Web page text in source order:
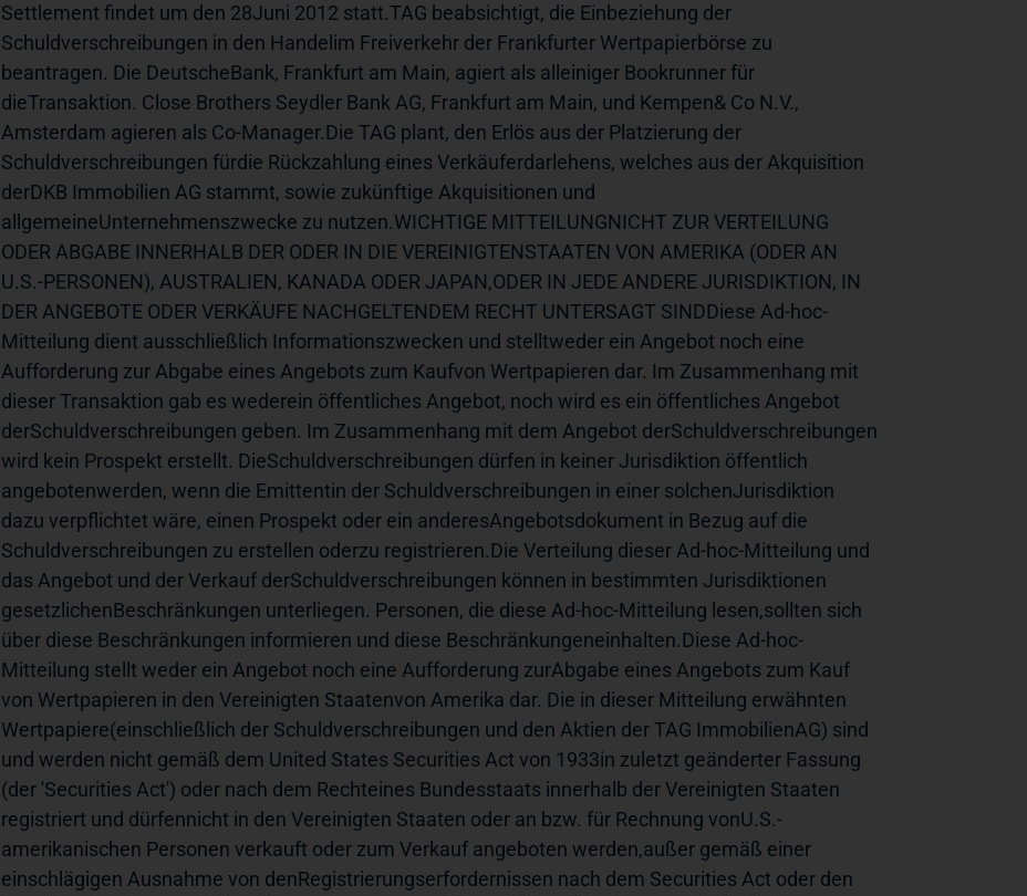
Settlement findet um den 28Juni 2012 statt.TAG beabsichtigt, die Einbeziehung der
Schuldverschreibungen in den Handelim Freiverkehr der Frankfurter Wertpapierbörse zu
beantragen. Die DeutscheBank, Frankfurt am Main, agiert als alleiniger Bookrunner für
dieTransaktion. Close Brothers Seydler Bank AG, Frankfurt am Main, und Kempen& Co N.V.,
Amsterdam agieren als Co-Manager.Die TAG plant, den Erlös aus der Platzierung der
Schuldverschreibungen fürdie Rückzahlung eines Verkäuferdarlehens, welches aus der Akquisition
derDKB Immobilien AG stammt, sowie zukünftige Akquisitionen und
allgemeineUnternehmenszwecke zu nutzen.WICHTIGE MITTEILUNGNICHT ZUR VERTEILUNG
ODER ABGABE INNERHALB DER ODER IN DIE VEREINIGTENSTAATEN VON AMERIKA (ODER AN
U.S.-PERSONEN), AUSTRALIEN, KANADA ODER JAPAN,ODER IN JEDE ANDERE JURISDIKTION, IN
DER ANGEBOTE ODER VERKÄUFE NACHGELTENDEM RECHT UNTERSAGT SINDDiese Ad-hoc-
Mitteilung dient ausschließlich Informationszwecken und stelltweder ein Angebot noch eine
Aufforderung zur Abgabe eines Angebots zum Kaufvon Wertpapieren dar. Im Zusammenhang mit
dieser Transaktion gab es wederein öffentliches Angebot, noch wird es ein öffentliches Angebot
derSchuldverschreibungen geben. Im Zusammenhang mit dem Angebot derSchuldverschreibungen
wird kein Prospekt erstellt. DieSchuldverschreibungen dürfen in keiner Jurisdiktion öffentlich
angebotenwerden, wenn die Emittentin der Schuldverschreibungen in einer solchenJurisdiktion
dazu verpflichtet wäre, einen Prospekt oder ein anderesAngebotsdokument in Bezug auf die
Schuldverschreibungen zu erstellen oderzu registrieren.Die Verteilung dieser Ad-hoc-Mitteilung und
das Angebot und der Verkauf derSchuldverschreibungen können in bestimmten Jurisdiktionen
gesetzlichenBeschränkungen unterliegen. Personen, die diese Ad-hoc-Mitteilung lesen,sollten sich
über diese Beschränkungen informieren und diese Beschränkungeneinhalten.Diese Ad-hoc-
Mitteilung stellt weder ein Angebot noch eine Aufforderung zurAbgabe eines Angebots zum Kauf
von Wertpapieren in den Vereinigten Staatenvon Amerika dar. Die in dieser Mitteilung erwähnten
Wertpapiere(einschließlich der Schuldverschreibungen und den Aktien der TAG ImmobilienAG) sind
und werden nicht gemäß dem United States Securities Act von 1933in zuletzt geänderter Fassung
(der 'Securities Act') oder nach dem Rechteines Bundesstaats innerhalb der Vereinigten Staaten
registriert und dürfennicht in den Vereinigten Staaten oder an bzw. für Rechnung vonU.S.-
amerikanischen Personen verkauft oder zum Verkauf angeboten werden,außer gemäß einer
einschlägigen Ausnahme von denRegistrierungserfordernissen nach dem Securities Act oder den